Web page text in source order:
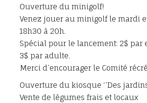
Ouverture du minigolf!
Venez jouer au minigolf le mardi
18h30 à 20h.
Spécial pour le lancement: 2$ par
3$ par adulte.
Merci d’encourager le Comité
Ouverture du kiosque ‘’Des
Vente de légumes frais et locaux